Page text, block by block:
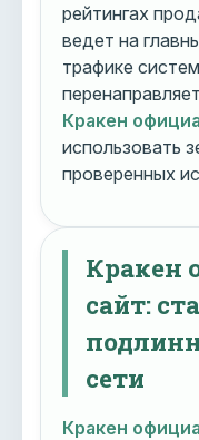
рейтингах
ведет на
трафике
Кракен
использовать
проверенных
Кракен
сайт:
сети
Кракен